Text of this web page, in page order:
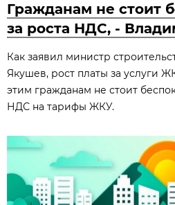
Гражданам не стоит
за роста НДС, -
Как заявил министр
Якушев, рост платы за услуги
этим гражданам не стоит
НДС на тарифы ЖКУ.